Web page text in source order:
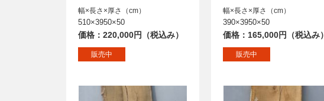
幅×長さ×厚さ（cm）
510×3950×50
価格：220,000円（税込み）
販売中
幅×長さ×厚さ（cm）
390×3950×50
価格：165,000円（税込み）
販売中